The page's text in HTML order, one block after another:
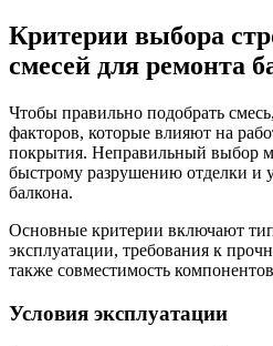
Критерии выбора
смесей для ремонта
Чтобы правильно подобрать
факторов, которые влияют на
покрытия. Неправильный выбор
быстрому разрушению отделки и
балкона.
Основные критерии включают
эксплуатации, требования к
также совместимость
Условия эксплуатации